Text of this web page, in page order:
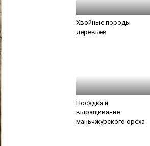
Хвойные породы
деревьев
Посадка и
выращивание
маньчжурского ореха